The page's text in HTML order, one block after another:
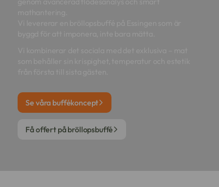
Se våra buffékoncept
Få offert på bröllopsbuffé